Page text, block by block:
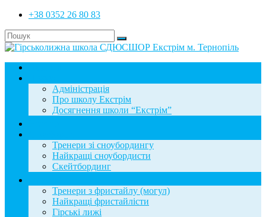
+38 0352 26 80 83
Адміністрація
Про школу Екстрім
Досягнення школи “Екстрім”
Тренери зі сноубордингу
Найкращі сноубордисти
Скейтбординг
Тренери з фристайлу (могул)
Найкращі фристайлісти
Гірські лижі